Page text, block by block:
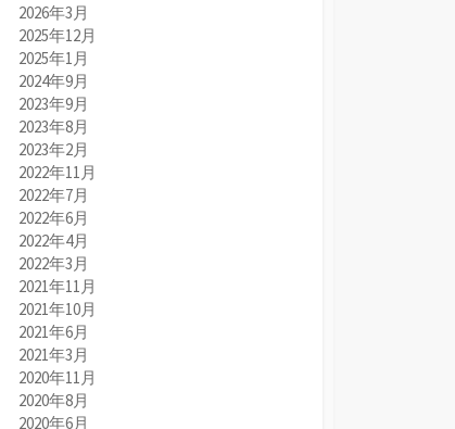
2026年3月
2025年12月
2025年1月
2024年9月
2023年9月
2023年8月
2023年2月
2022年11月
2022年7月
2022年6月
2022年4月
2022年3月
2021年11月
2021年10月
2021年6月
2021年3月
2020年11月
2020年8月
2020年6月